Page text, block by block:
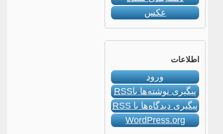
عکس
اطلاعات
ورود
پیگیری نوشته‌ها باRSS
پیگیری دیدگاه‌ها باRSS
WordPress.org